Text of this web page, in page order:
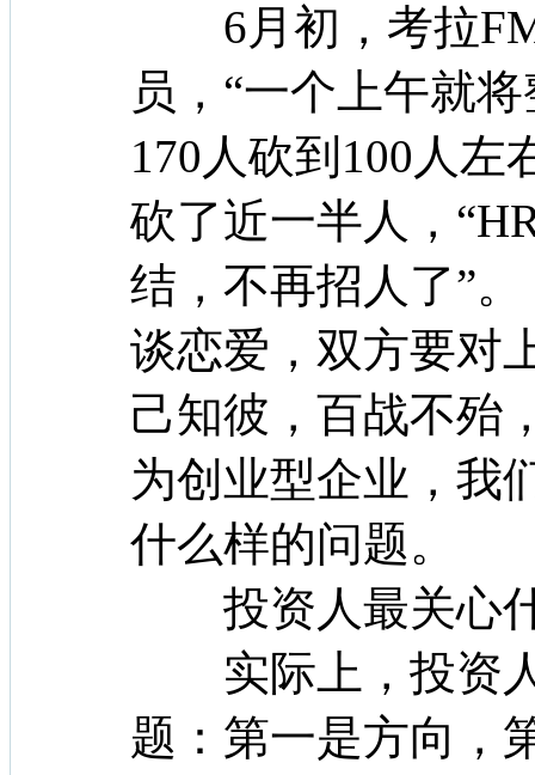
6月初，考拉FM
员，“一个上午就
170人砍到100人左
砍了近一半人，
结，不再招人了”
谈恋爱，双方要对
己知彼，百战不殆
为创业型企业，我
什么样的问题。
投资人最关心
实际上，投资人
题：第一是方向，